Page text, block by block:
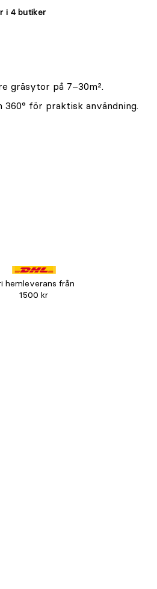
i 4 butiker
gräsytor på 7–30m².
360° för praktisk användning.
hemleverans från
1500 kr